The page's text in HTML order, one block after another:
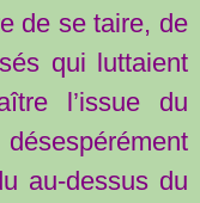
de se taire, de
qui luttaient
l’issue du
au-dessus du